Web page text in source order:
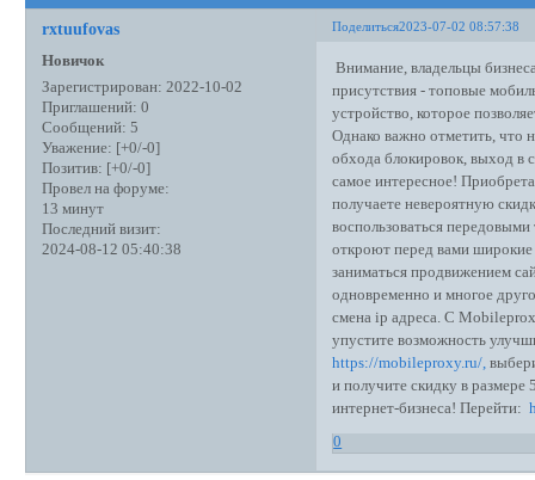
Поделиться2023-07-02 08:57:38
rxtuufovas
Новичок
Зарегистрирован: 2022-10-02
Приглашений: 0
Сообщений: 5
Уважение: [+0/-0]
Позитив: [+0/-0]
Провел на форуме:
13 минут
Последний визит:
2024-08-12 05:40:38
Внимание, владельцы
присутствия - топовые
устройство, которое
Однако важно отметить, что
обхода блокировок, выход в
самое интересное!
получаете невероятную
воспользоваться
откроют перед вами
заниматься продвижением
одновременно и многое
смена ip адреса. С
упустите возможность
https://mobileproxy.ru/,
и получите скидку в
интернет-бизнеса! Перейти:
0